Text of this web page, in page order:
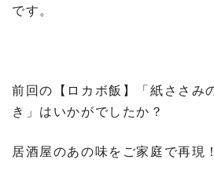
です。
前回の【ロカボ飯】「紙ささみ
き」はいかがでしたか？
居酒屋のあの味をご家庭で再現！